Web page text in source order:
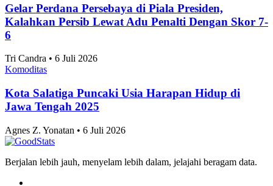
Angka Pernikahan di Jakarta Konsisten Turun
Sejak 2021
Komoditas
di Jakarta pada 2025
Artikel Terbaru
Komoditas